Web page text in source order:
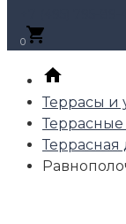
0
Террасы и